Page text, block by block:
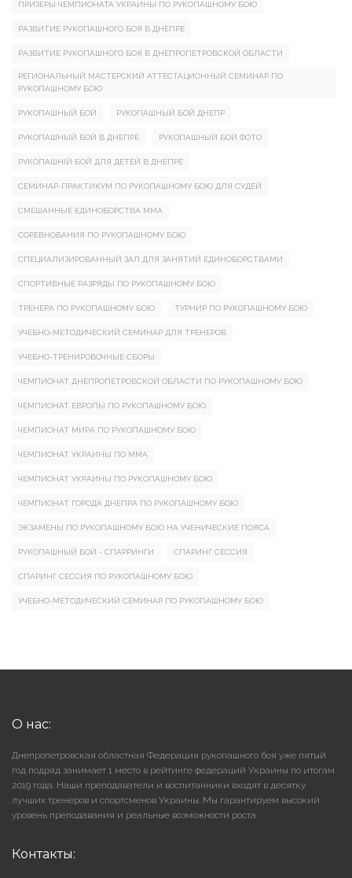
ПРИЗЕРЫ ЧЕМПИОНАТА УКРАИНЫ ПО РУКОПАШНОМУ БОЮ
РАЗВИТИЕ РУКОПАШНОГО БОЯ В ДНЕПРЕ
РАЗВИТИЕ РУКОПАШНОГО БОЯ В ДНЕПРОПЕТРОВСКОЙ ОБЛАСТИ
РЕГИОНАЛЬНЫЙ МАСТЕРСКИЙ АТТЕСТАЦИОННЫЙ СЕМИНАР ПО
РУКОПАШНОМУ БОЮ
РУКОПАШНЫЙ БОЙ РУКОПАШНЫЙ БОЙ ДНЕПР
РУКОПАШНЫЙ БОЙ В ДНЕПРЕ РУКОПАШНЫЙ БОЙ ФОТО
РУКОПАШНІЙ БОЙ ДЛЯ ДЕТЕЙ В ДНЕПРЕ
СЕМИНАР-ПРАКТИКУМ ПО РУКОПАШНОМУ БОЮ ДЛЯ СУДЕЙ
СМЕШАННЫЕ ЕДИНОБОРСТВА ММА
СОРЕВНОВАНИЯ ПО РУКОПАШНОМУ БОЮ
СПЕЦИАЛИЗИРОВАННЫЙ ЗАЛ ДЛЯ ЗАНЯТИЙ ЕДИНОБОРСТВАМИ
СПОРТИВНЫЕ РАЗРЯДЫ ПО РУКОПАШНОМУ БОЮ
ТРЕНЕРА ПО РУКОПАШНОМУ БОЮ ТУРНИР ПО РУКОПАШНОМУ БОЮ
УЧЕБНО-МЕТОДИЧЕСКИЙ СЕМИНАР ДЛЯ ТРЕНЕРОВ
УЧЕБНО-ТРЕНИРОВОЧНЫЕ СБОРЫ
ЧЕМПИОНАТ ДНЕПРОПЕТРОВСКОЙ ОБЛАСТИ ПО РУКОПАШНОМУ БОЮ
ЧЕМПИОНАТ ЕВРОПЫ ПО РУКОПАШНОМУ БОЮ
ЧЕМПИОНАТ МИРА ПО РУКОПАШНОМУ БОЮ
ЧЕМПИОНАТ УКРАИНЫ ПО ММА
ЧЕМПИОНАТ УКРАИНЫ ПО РУКОПАШНОМУ БОЮ
ЧЕМПИОНАТ ГОРОДА ДНЕПРА ПО РУКОПАШНОМУ БОЮ
ЭКЗАМЕНЫ ПО РУКОПАШНОМУ БОЮ НА УЧЕНИЧЕСКИЕ ПОЯСА
РУКОПАШНЫЙ БОЙ - СПАРРИНГИ СПАРИНГ СЕССИЯ
СПАРИНГ СЕССИЯ ПО РУКОПАШНОМУ БОЮ
УЧЕБНО-МЕТОДИЧЕСКИЙ СЕМИНАР ПО РУКОПАШНОМУ БОЮ
О нас:
Днепропетровская областная Федерация рукопашного боя уже пятый
год подряд занимает 1 место в рейтинге федераций Украины по итогам
2019 года. Наши преподаватели и воспитанники входят в десятку
лучших тренеров и спортсменов Украины. Мы гарантируем высокий
уровень преподавания и реальные возможности роста.
Контакты: